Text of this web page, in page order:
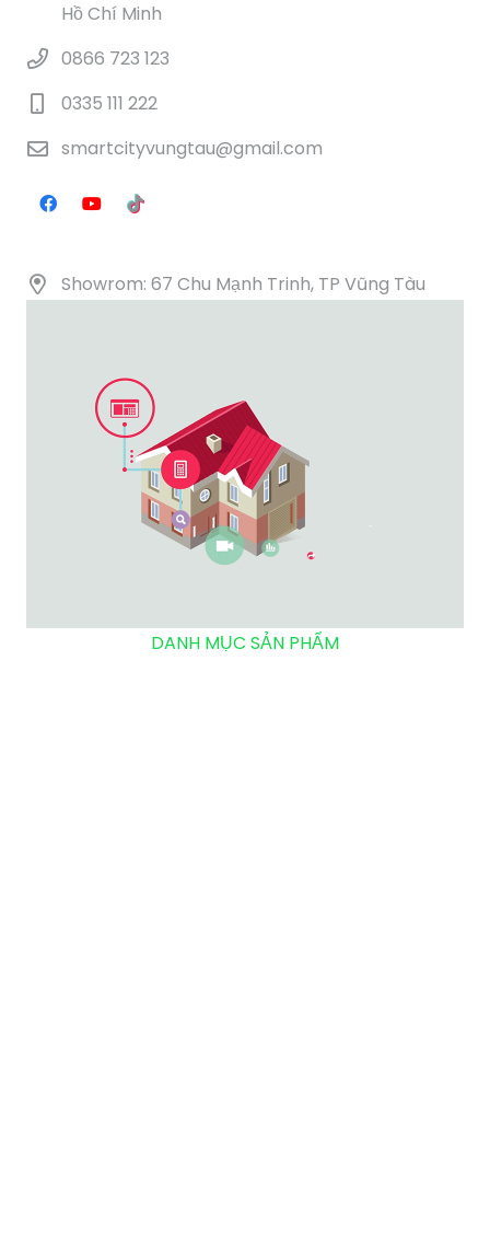
Hồ Chí Minh
0866 723 123
0335 111 222
smartcityvungtau@gmail.com
Showrom: 67 Chu Mạnh Trinh, TP Vũng Tàu
DANH MỤC SẢN PHẨM